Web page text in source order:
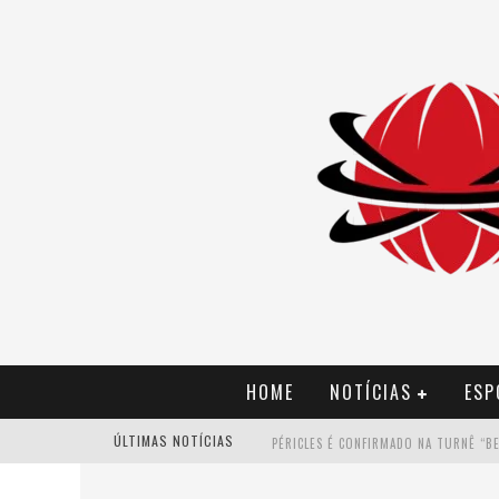
HOME NOTÍCIAS
ÚLTIMAS NOTÍCIAS